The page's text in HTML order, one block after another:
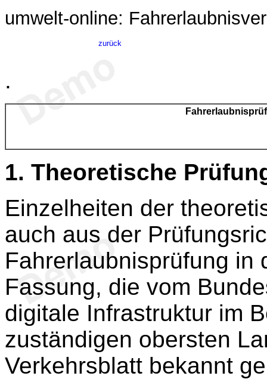
umwelt-online:
zurück
.
1. Theoretische
Einzelheiten der
auch aus der
Fahrerlaubnisprüfung in
Fassung, die vom
digitale Infrastruktur im
zuständigen obersten
Verkehrsblatt bekannt